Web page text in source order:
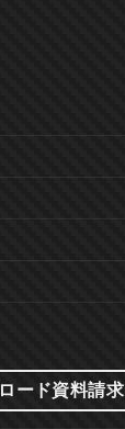
ード資料請求